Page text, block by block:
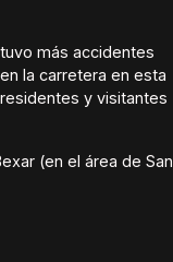
más accidentes
la carretera en esta
y visitantes
(en el área de San